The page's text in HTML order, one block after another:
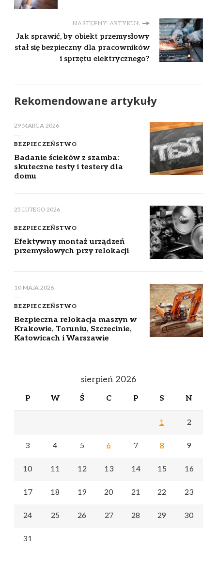
NASTĘPNY ARTYKUŁ
Jak sprawić, by obiekt przemysłowy
stał się bezpieczny dla pracowników
i sprzętu elektrycznego?
Rekomendowane artykuły
29 MARCA 2026
BEZPIECZEŃSTWO
Badanie ścieków z szamba:
skuteczne testy i testery dla
domu
25 LUTEGO 2026
BEZPIECZEŃSTWO
Efektywny montaż urządzeń
przemysłowych przy relokacji
10 MAJA 2026
BEZPIECZEŃSTWO
Bezpieczna relokacja maszyn w
Krakowie, Toruniu, Szczecinie,
Katowicach i Warszawie
sierpień 2026
P W Ś C P S N
1 2
3 4 5 6 7 8 9
10 11 12 13 14 15 16
17 18 19 20 21 22 23
24 25 26 27 28 29 30
31